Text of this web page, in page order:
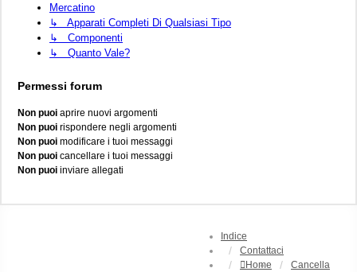
Mercatino
↳ Apparati Completi Di Qualsiasi Tipo
↳ Componenti
↳ Quanto Vale?
Permessi forum
Non puoi aprire nuovi argomenti
Non puoi rispondere negli argomenti
Non puoi modificare i tuoi messaggi
Non puoi cancellare i tuoi messaggi
Non puoi inviare allegati
Indice
Contattaci
Home
Cancella